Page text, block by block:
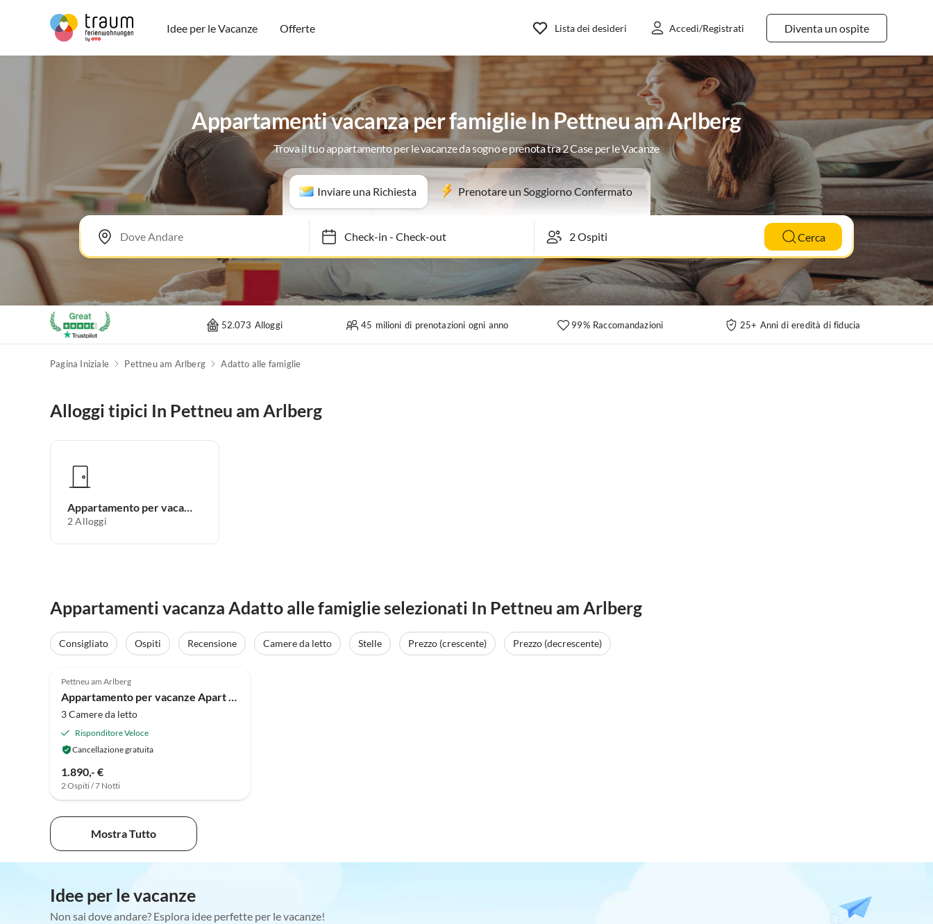
Idee per le Vacanze Offerte Diventa un ospite
Lista dei desideri Accedi/Registrati
Appartamenti vacanza per famiglie In Pettneu am Arlberg
Trova il tuo appartamento per le vacanze da sogno e prenota tra 2 Case per le Vacanze
Inviare una Richiesta Prenotare un Soggiorno Confermato
Check-in- Check-out Cerca
52.073 Alloggi 45 milioni di prenotazioni ogni anno 99% Raccomandazioni 25+ Anni di eredità di fiducia
Pagina Iniziale Pettneu am Arlberg Adatto alle famiglie
Alloggi tipici In Pettneu am Arlberg
Appartamento per vacanze
2 Alloggi
Appartamenti vacanza Adatto alle famiglie selezionati In Pettneu am Arlberg
Consigliato Ospiti Recensione Camere da letto Stelle Prezzo (crescente) Prezzo (decrescente)
Pettneu am Arlberg
Appartamento per vacanze Apart Sopherl 5-8 PAX
3 Camere da letto
Risponditore Veloce
Cancellazione gratuita
1.890,- €
2 Ospiti / 7 Notti
Mostra Tutto
Idee per le vacanze
Non sai dove andare? Esplora idee perfette per le vacanze!